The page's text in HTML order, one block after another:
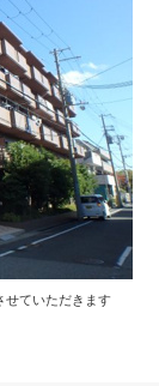
せていただきます